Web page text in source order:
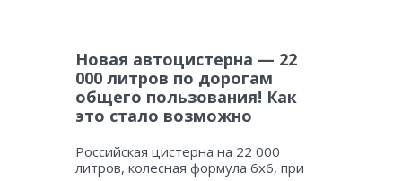
Новая автоцистерна — 22
000 литров по дорогам
общего пользования! Как
это стало возможно
Российская цистерна на 22 000
литров, колесная формула 6х6, при